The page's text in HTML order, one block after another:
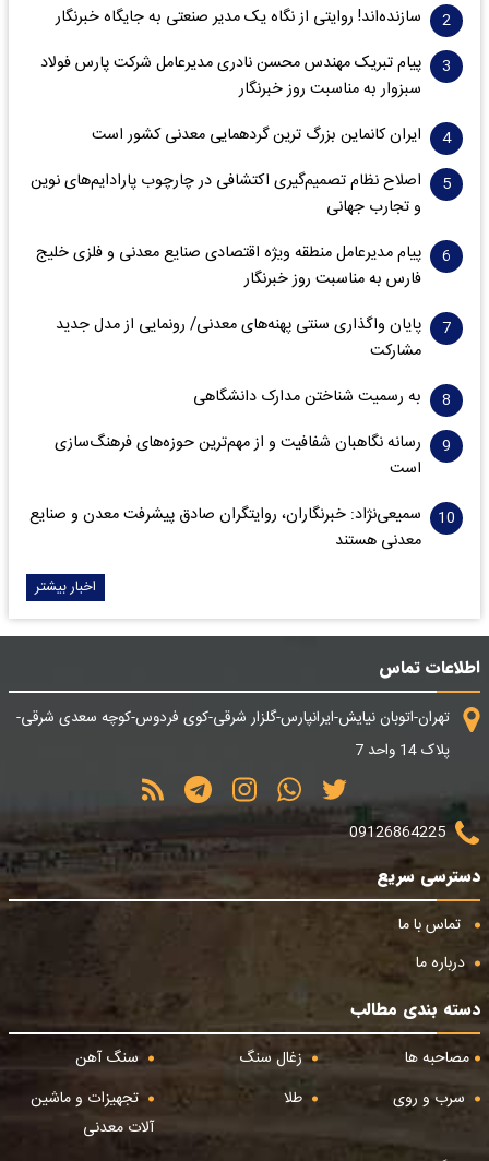
سازنده‌اند! روایتی از نگاه یک مدیر صنعتی به جایگاه خبرنگار
پیام تبریک مهندس محسن نادری مدیرعامل شرکت پارس فولاد
سبزوار به مناسبت روز خبرنگار
ایران کانماین بزرگ ترین گردهمایی معدنی کشور است
اصلاح نظام تصمیم‌گیری اکتشافی در چارچوب پارادایم‌های نوین
و تجارب جهانی
پیام مدیرعامل منطقه ویژه اقتصادی صنایع معدنی و فلزی خلیج
فارس به مناسبت روز خبرنگار‌
پایان واگذاری‌ سنتی پهنه‌های معدنی/ رونمایی از مدل جدید
مشارکت
به رسمیت شناختن مدارک دانشگاهی
رسانه نگاهبان شفافیت و از مهم‌ترین حوزه‌های فرهنگ‌سازی
است
سمیعی‌نژاد: خبرنگاران، روایتگران صادق پیشرفت معدن و صنایع
معدنی هستند
اخبار بیشتر
اطلاعات تماس
تهران-اتوبان نیایش-ایرانپارس-گلزار شرقی-کوی فردوس-کوچه سعدی شرقی-
پلاک 14 واحد 7
09126864225
دسترسی سریع
تماس با ما
درباره ما
دسته بندی مطالب
مصاحبه ها
زغال سنگ
سنگ آهن
سرب و روی
طلا
تجهیزات و ماشین
آلات معدنی